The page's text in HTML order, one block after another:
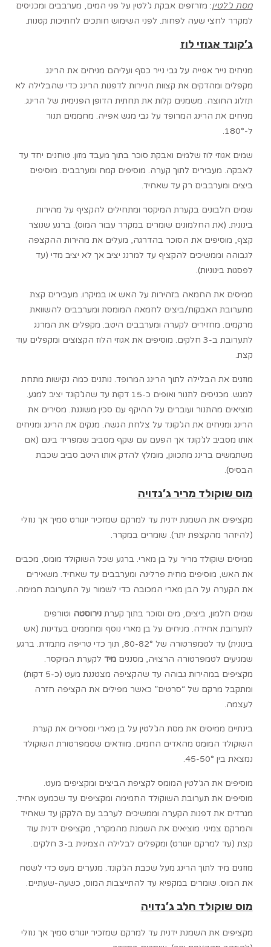
מסת ג’לטין: מזרזפים אבקת ג’לטין על פני המים, מערבבים ומכניסים
למקרר לחצי שעה לפחות. לפני השימוש חותכים לחתיכות קטנות.
ג’קונד אגוזי לוז
מניחים נייר אפייה על גבי נייר כסף ועליהם מניחים את הרינג.
מקפלים ומהדקים את קצוות הניירות לדפנות הרינג כדי שהבלילה לא
תזלוג החוצה. משמנים קלות את תחתית הדופן הפנימית של הרינג.
מניחים את הרינג המרופד על גבי מגש אפייה. מחממים תנור
ל-180°.
שמים אגוזי לוז שלמים ואבקת סוכר בתוך מעבד מזון. טוחנים יחד עד
לאבקה. מעבירים לתוך קערה. מוסיפים קמח ומערבבים. מוסיפים
ביצים ומערבבים רק עד שאחיד.
שמים חלבונים בקערת המיקסר ומתחילים להקציף על מהירות
בינונית. (את החלמונים שומרים במקרר עבור המוס). ברגע שנוצר
קצף, מוסיפים את הסוכר בהדרגה, מעלים את מהירות ההקצפה
לגבוהה וממשיכים להקציף עד למרנג יציב אך לא יציב מדי (עד
לפסגות בינוניות).
ממיסים את החמאה בזהירות על האש או במיקרו. מעבירים קצת
מתערובת האבקות/ביצים לחמאה המומסת ומערבבים להשוואת
מרקמים. מחזירים לקערה ומערבבים היטב. מקפלים את המרנג
לתערובת ב-3 חלקים. מוסיפים את אגוזי הלוז הקצוצים ומקפלים עוד
קצת.
מוזגים את הבלילה לתוך הרינג המרופד. נותנים כמה נקישות מתחת
למגש. מכניסים לתנור ואופים כ-15 דקות עד שהג’קונד יציב למגע.
מוציאים מהתנור ועוברים על ההיקף עם סכין משוננת. מסירים את
הרינג ומניחים את הג’קונד על צלחת הגשה. מנקים את הרינג ומניחים
אותו מסביב לג’קונד אך הפעם עם שקף מסביב שמפריד בינם (אם
משתמשים ברינג מתכוונן, מומלץ להדק אותו היטב סביב שכבת
הבסיס).
מוס שוקולד מריר ג’נדויה
מקציפים את השמנת ידנית עד למרקם שמזכיר יוגורט סמיך אך נוזלי
(להיזהר מהקצפת יתר). שומרים במקרר.
ממיסים שוקולד מריר על בן מארי. ברגע שכל השוקולד מומס, מכבים
את האש, מוסיפים מחית פרלינה ומערבבים עד שאחיד. משאירים
את הקערה על הבן מארי המכובה כדי לשמור על התערובת חמימה.
שמים חלמון, ביצים, מים וסוכר בתוך קערתנירוסטה וטורפים
לתערובת אחידה. מניחים על בן מארי נוסף ומחממים בעדינות (אש
בינונית) עד לטמפרטורה של 80-82°, תוך כדי טריפה מתמדת. ברגע
שמגיעים לטמפרטורה הרצויה, מסנניםמיד לקערת המיקסר.
מקציפים במהירות גבוהה עד שהקציפה מצטננת מעט (כ-5 דקות)
ומתקבל מרקם של “סרטים” כאשר מפילים את הקציפה חזרה
לעצמה.
בינתיים ממיסים את מסת הג’לטין על בן מארי ומסירים את קערת
השוקולד המומס מהאדים החמים. מוודאים שטמפרטורת השוקולד
נמצאת בין 45-50°.
מוסיפים את הג’לטין המומס לקציפת הביצים ומקציפים מעט.
מוסיפים את תערובת השוקולד החמימה ומקציפים עד שכמעט אחיד.
מגרדים את דפנות הקערה וממשיכים לערבב עם הלקקן עד שאחיד
והמרקם צמיגי. מוציאים את השמנת מהמקרר, מקציפים ידנית עוד
קצת (עד למרקם יוגורט) ומקפלים לבלילה הצמיגית ב-3 חלקים.
מוזגים מיד לתוך הרינג מעל שכבת הג’קונד. מנערים מעט כדי לשטח
את המוס. שומרים במקפיא עד להתייצבות המוס, כשעה-שעתיים.
מוס שוקולד חלב ג’נדויה
מקציפים את השמנת ידנית עד למרקם שמזכיר יוגורט סמיך אך נוזלי